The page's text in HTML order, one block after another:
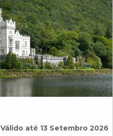
Válido até 13 Setembro 2026